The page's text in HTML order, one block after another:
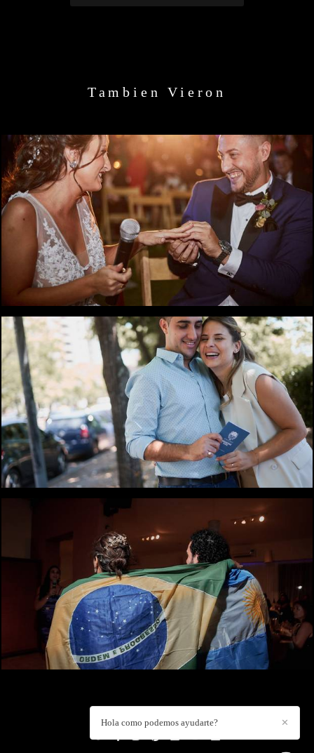
Tambien Vieron
1052 1
1267 1
1199
✕
Hola como podemos ayudarte?